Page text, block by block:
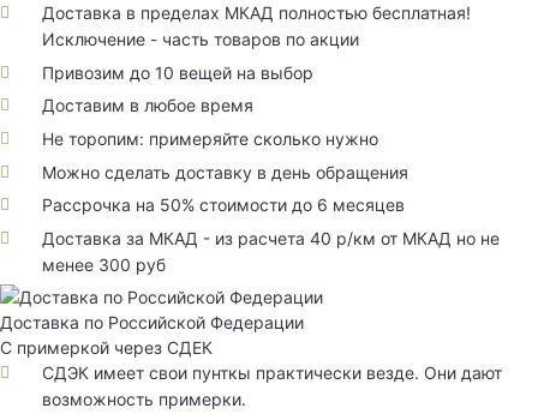
Доставка в пределах МКАД полностью бесплатная!
Исключение - часть товаров по акции
Привозим до 10 вещей на выбор
Доставим в любое время
Не торопим: примеряйте сколько нужно
Можно сделать доставку в день обращения
Рассрочка на 50% стоимости до 6 месяцев
Доставка за МКАД - из расчета 40 р/км от МКАД но не
менее 300 руб
Доставка по Российской Федерации
С примеркой через СДЕК
СДЭК имеет свои пунткы практически везде. Они дают
возможность примерки.